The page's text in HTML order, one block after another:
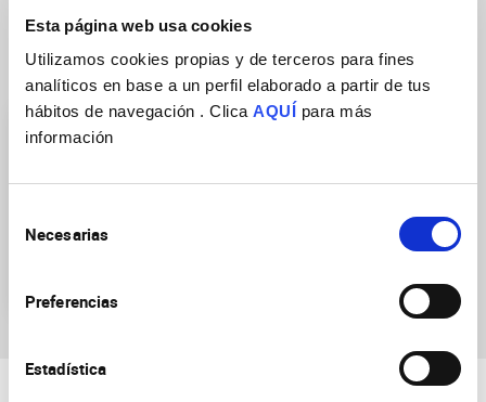
Esta página web usa cookies
Utilizamos cookies propias y de terceros para fines
analíticos en base a un perfil elaborado a partir de tus
hábitos de navegación . Clica AQUÍ para más
información
Necesarias
Preferencias
Estadística
Research Groups